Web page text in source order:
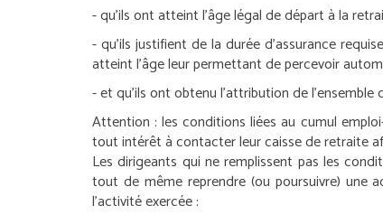
- qu’ils ont atteint l’âge légal de départ à la
- qu’ils justifient de la durée d’assurance
atteint l’âge leur permettant de percevoir
- et qu’ils ont obtenu l’attribution de
Attention : les conditions liées au cumul
tout intérêt à contacter leur caisse de retraite
Les dirigeants qui ne remplissent pas les
tout de même reprendre (ou poursuivre) une
l’activité exercée :